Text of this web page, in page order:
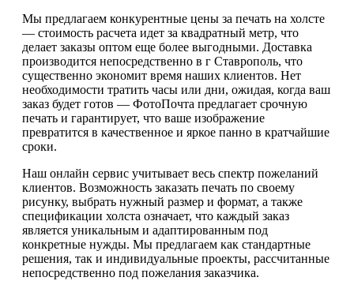
Мы предлагаем конкурентные цены за печать на холсте
— стоимость расчета идет за квадратный метр, что
делает заказы оптом еще более выгодными. Доставка
производится непосредственно в г Ставрополь, что
существенно экономит время наших клиентов. Нет
необходимости тратить часы или дни, ожидая, когда ваш
заказ будет готов — ФотоПочта предлагает срочную
печать и гарантирует, что ваше изображение
превратится в качественное и яркое панно в кратчайшие
сроки.
Наш онлайн сервис учитывает весь спектр пожеланий
клиентов. Возможность заказать печать по своему
рисунку, выбрать нужный размер и формат, а также
спецификации холста означает, что каждый заказ
является уникальным и адаптированным под
конкретные нужды. Мы предлагаем как стандартные
решения, так и индивидуальные проекты, рассчитанные
непосредственно под пожелания заказчика.